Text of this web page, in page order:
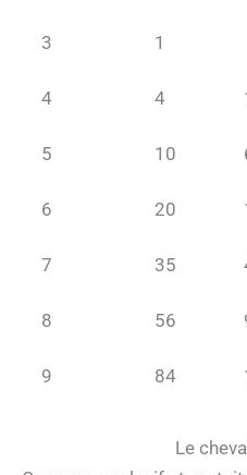
3 1
4 4
5 10
6 20
7 35
8 56
9 84
Le